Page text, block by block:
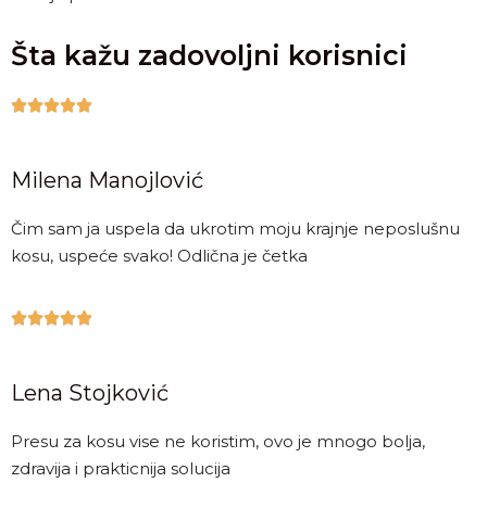
Šta kažu zadovoljni korisnici

Milena Manojlović
Čim sam ja uspela da ukrotim moju krajnje neposlušnu
kosu, uspeće svako! Odlična je četka

Lena Stojković
Presu za kosu vise ne koristim, ovo je mnogo bolja,
zdravija i prakticnija solucija